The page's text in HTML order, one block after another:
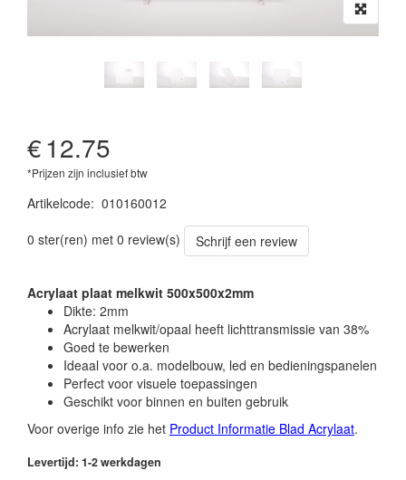
€12.75
*Prijzen zijn inclusief btw
Artikelcode: 010160012
0 ster(ren) met 0 review(s)
Schrijf een review
Acrylaat plaat melkwit 500x500x2mm
Dikte: 2mm
Acrylaat melkwit/opaal heeft lichttransmissie van 38%
Goed te bewerken
Ideaal voor o.a. modelbouw, led en bedieningspanelen
Perfect voor visuele toepassingen
Geschikt voor binnen en buiten gebruik
Voor overige info zie het Product Informatie Blad Acrylaat.
Levertijd: 1-2 werkdagen